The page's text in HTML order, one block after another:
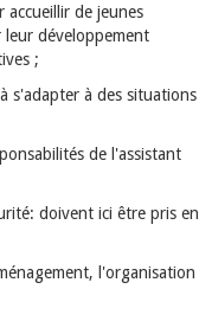
accueillir de jeunes
leur développement
;
s'adapter à des situations
de l'assistant
doivent ici être pris en
l'organisation